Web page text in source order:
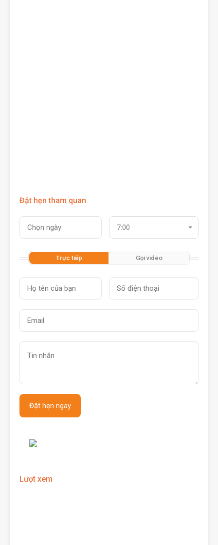
Đặt hẹn tham quan
7:00
Trực tiếp Gọi video
Lượt xem